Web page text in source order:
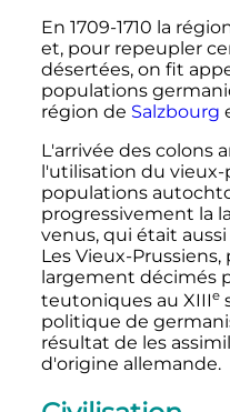
En 1709-1710 la
et, pour repeupler
désertées, on fit
populations
région de Salzbourg
L'arrivée des colons
l'utilisation du vieux-
populations
progressivement la
venus, qui était
Les Vieux-
largement décimés
teutoniques au XIIIe
politique de
résultat de les
d'origine allemande.